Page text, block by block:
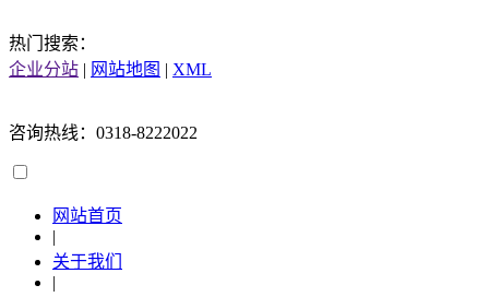
热门搜索：
企业分站 | 网站地图 | XML
咨询热线：0318-8222022
网站首页
|
关于我们
|